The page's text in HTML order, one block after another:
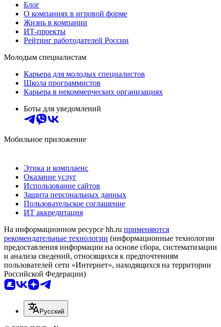
Блог
О компаниях в игровой форме
Жизнь в компании
ИТ-проекты
Рейтинг работодателей России
Молодым специалистам
Карьера для молодых специалистов
Школа программистов
Карьера в некоммерческих организациях
Боты для уведомлений
Мобильное приложение
Этика и комплаенс
Оказание услуг
Использование сайтов
Защита персональных данных
Пользовательское соглашение
ИТ аккредитация
На информационном ресурсе hh.ru применяются
рекомендательные технологии (информационные технологии
предоставления информации на основе сбора, систематизации
и анализа сведений, относящихся к предпочтениям
пользователей сети «Интернет», находящихся на территории
Российской Федерации)
Русский